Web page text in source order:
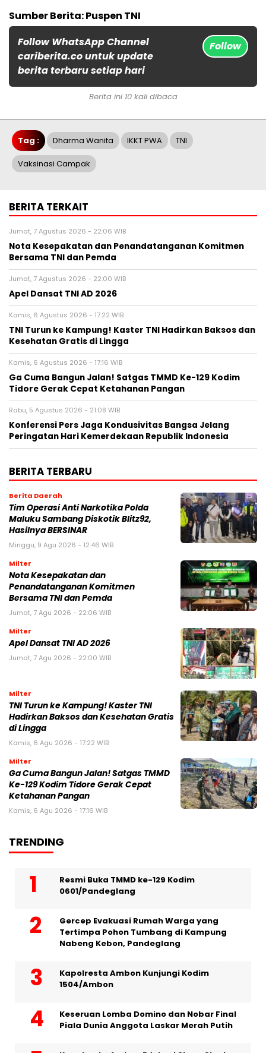
Sumber Berita: Puspen TNI
Follow WhatsApp Channel
cariberita.co untuk update
berita terbaru setiap hari
Follow
Berita ini 10 kali dibaca
Tag : Dharma Wanita IKKT PWA TNI
Vaksinasi Campak
BERITA TERKAIT
Jumat, 7 Agustus 2026 - 22:06 WIB
Nota Kesepakatan dan Penandatanganan Komitmen
Bersama TNI dan Pemda
Jumat, 7 Agustus 2026 - 22:00 WIB
Apel Dansat TNI AD 2026
Kamis, 6 Agustus 2026 - 17:22 WIB
TNI Turun ke Kampung! Kaster TNI Hadirkan Baksos dan
Kesehatan Gratis di Lingga
Kamis, 6 Agustus 2026 - 17:16 WIB
Ga Cuma Bangun Jalan! Satgas TMMD Ke-129 Kodim
Tidore Gerak Cepat Ketahanan Pangan
Rabu, 5 Agustus 2026 - 21:08 WIB
Konferensi Pers Jaga Kondusivitas Bangsa Jelang
Peringatan Hari Kemerdekaan Republik Indonesia
BERITA TERBARU
Berita Daerah
Tim Operasi Anti Narkotika Polda
Maluku Sambang Diskotik Blitz92,
Hasilnya BERSINAR
Minggu, 9 Agu 2026 - 12:46 WIB
Milter
Nota Kesepakatan dan
Penandatanganan Komitmen
Bersama TNI dan Pemda
Jumat, 7 Agu 2026 - 22:06 WIB
Milter
Apel Dansat TNI AD 2026
Jumat, 7 Agu 2026 - 22:00 WIB
Milter
TNI Turun ke Kampung! Kaster TNI
Hadirkan Baksos dan Kesehatan Gratis
di Lingga
Kamis, 6 Agu 2026 - 17:22 WIB
Milter
Ga Cuma Bangun Jalan! Satgas TMMD
Ke-129 Kodim Tidore Gerak Cepat
Ketahanan Pangan
Kamis, 6 Agu 2026 - 17:16 WIB
TRENDING
Resmi Buka TMMD ke-129 Kodim
0601/Pandeglang
Gercep Evakuasi Rumah Warga yang
Tertimpa Pohon Tumbang di Kampung
Nabeng Kebon, Pandeglang
Kapolresta Ambon Kunjungi Kodim
1504/Ambon
Keseruan Lomba Domino dan Nobar Final
Piala Dunia Anggota Laskar Merah Putih